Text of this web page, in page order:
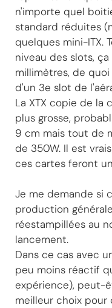
n'importe quel
standard réduites
quelques mini-ITX.
niveau des slots,
millimètres, de
d'un 3e slot de
La XTX copie de la
plus grosse,
9 cm mais tout de
de 350W. Il est
ces cartes feront
Je me demande si
production
réestampillées au
lancement.
Dans ce cas avec
peu moins réactif
expérience), peut-
meilleur choix pour